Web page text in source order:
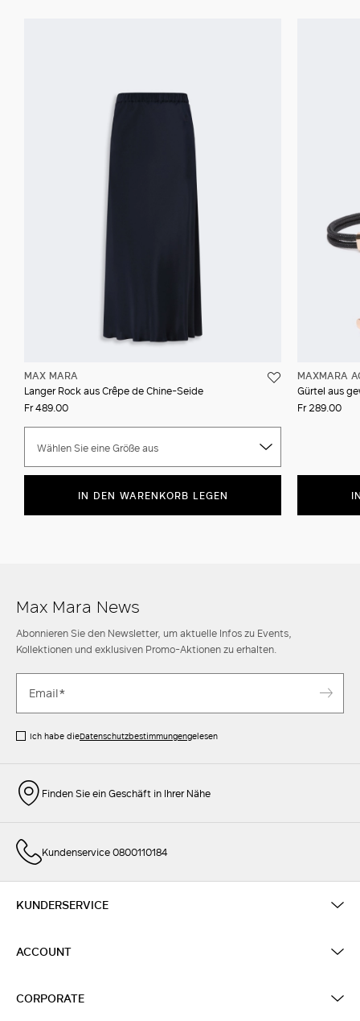
MAX MARA
Langer Rock aus Crêpe de Chine-Seide
Fr 489.00
Wählen Sie eine Größe aus
IN DEN WARENKORB LEGEN
MAXMARA
Gürtel aus
Fr 289.00
Max Mara News
Abonnieren Sie den Newsletter, um aktuelle Infos zu Events,
Kollektionen und exklusiven Promo-Aktionen zu erhalten.
Ich habe dieDatenschutzbestimmungengelesen
Finden Sie ein Geschäft in Ihrer Nähe
Kundenservice 0800110184
KUNDERSERVICE
ACCOUNT
CORPORATE